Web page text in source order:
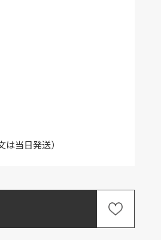
当日発送）